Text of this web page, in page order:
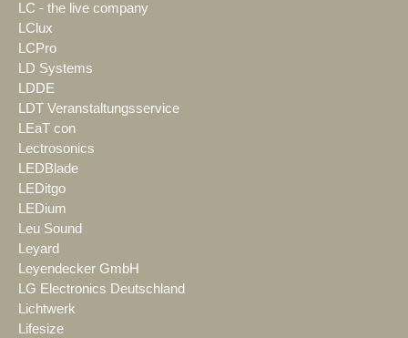
LC - the live company
LClux
LCPro
LD Systems
LDDE
LDT Veranstaltungsservice
LEaT con
Lectrosonics
LEDBlade
LEDitgo
LEDium
Leu Sound
Leyard
Leyendecker GmbH
LG Electronics Deutschland
Lichtwerk
Lifesize